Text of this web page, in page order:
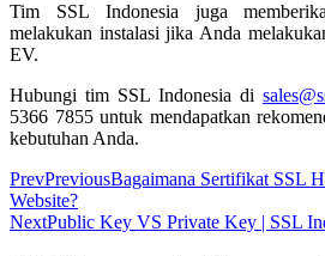
Tim SSL Indonesia juga
melakukan instalasi jika Anda
EV.
Hubungi tim SSL Indonesia di
5366 7855 untuk mendapatkan
kebutuhan Anda.
PrevPreviousBagaimana Sertifikat SSL
Website?
NextPublic Key VS Private Key | SSL